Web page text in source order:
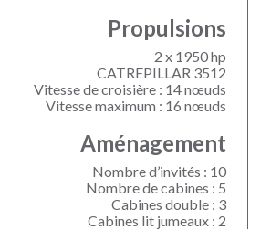
Propulsions
2 x 1950 hp
CATREPILLAR 3512
Vitesse de croisière : 14 nœuds
Vitesse maximum : 16 nœuds
Aménagement
Nombre d’invités : 10
Nombre de cabines : 5
Cabines double : 3
Cabines lit jumeaux : 2